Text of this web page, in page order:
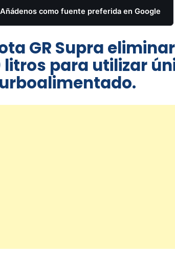
Añádenos como fuente preferida en Google
GR Supra
para utilizar